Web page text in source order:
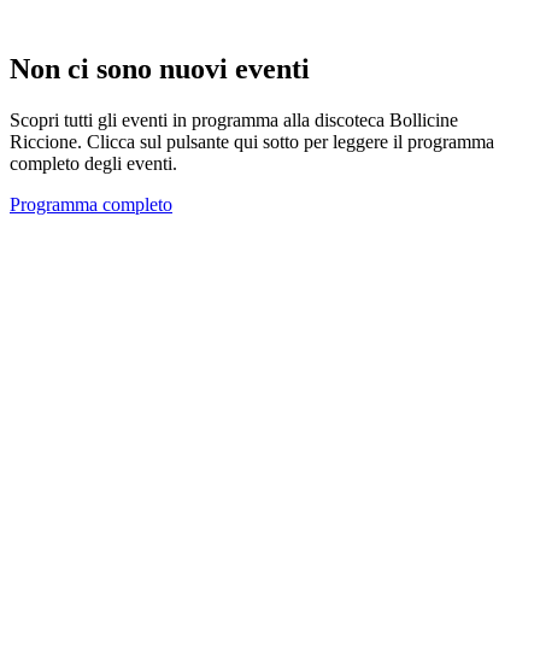
Non ci sono nuovi eventi
Scopri tutti gli eventi in programma alla discoteca Bollicine
Riccione. Clicca sul pulsante qui sotto per leggere il programma
completo degli eventi.
Programma completo